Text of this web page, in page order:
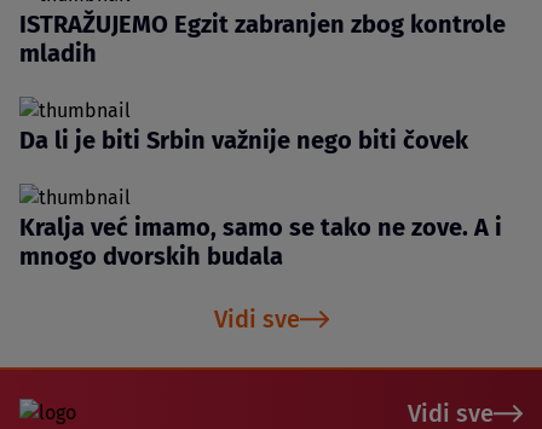
ISTRAŽUJEMO Egzit zabranjen zbog kontrole
mladih
Da li je biti Srbin važnije nego biti čovek
Kralja već imamo, samo se tako ne zove. A i
mnogo dvorskih budala
Vidi sve
Vidi sve